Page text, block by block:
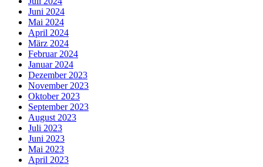
Juni 2024
Mai 2024
April 2024
März 2024
Februar 2024
Januar 2024
Dezember 2023
November 2023
Oktober 2023
September 2023
August 2023
Juli 2023
Juni 2023
Mai 2023
April 2023